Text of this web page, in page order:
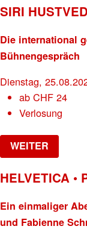
SIRI
Die international
Bühnengespräch
Dienstag,
abCHF 24
Verlosung
WEITER
HELVETICA •
Ein einmaliger
und Fabienne